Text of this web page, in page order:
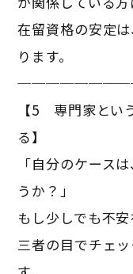
在留資格の安定
ります。
【5 専門家とい
る】
「自分のケース
うか？」
もし少しでも不
三者の目でチェ